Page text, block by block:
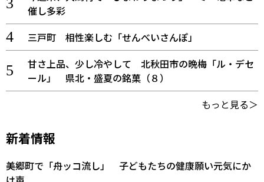
催し多彩
三戸町 相性楽しむ「せんべいさんぽ」
甘さ上品、少し冷やして 北秋田市の晩梅「ル・デセ
ール」 県北・盛夏の銘菓（８）
もっと見る＞
新着情報
美郷町で「舟ッコ流し」 子どもたちの健康願い元気にか